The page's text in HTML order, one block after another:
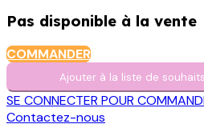
Pas disponible à la vente
COMMANDER
Ajouter à la liste de s​o​uh​aits
SE CONNECTER POUR
Contactez-nous